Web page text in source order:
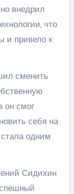
внедрил
что
и привело к
сменить
он смог
себя на
одним
Сидихин